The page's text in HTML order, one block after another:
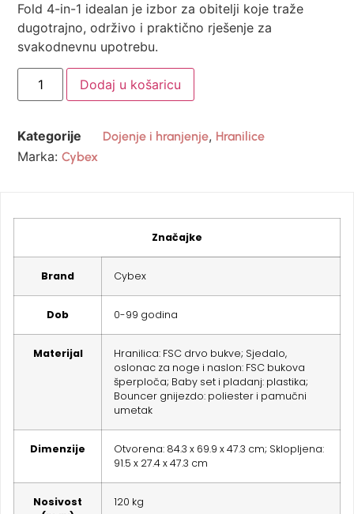
Fold 4-in-1 idealan je izbor za obitelji koje traže
dugotrajno, održivo i praktično rješenje za
svakodnevnu upotrebu.
Dodaj u košaricu
Kategorije Dojenje i hranjenje, Hranilice
Marka:Cybex
Značajke
Brand Cybex
Dob 0-99 godina
Materijal
Hranilica: FSC drvo bukve; Sjedalo,
oslonac za noge i naslon: FSC bukova
šperploča; Baby set i pladanj: plastika;
Bouncer gnijezdo: poliester i pamučni
umetak
Dimenzije
Otvorena: 84.3 x 69.9 x 47.3 cm; Sklopljena:
91.5 x 27.4 x 47.3 cm
Nosivost
120 kg